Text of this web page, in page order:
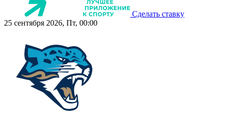
Сделать ставку
25 сентября 2026, Пт, 00:00